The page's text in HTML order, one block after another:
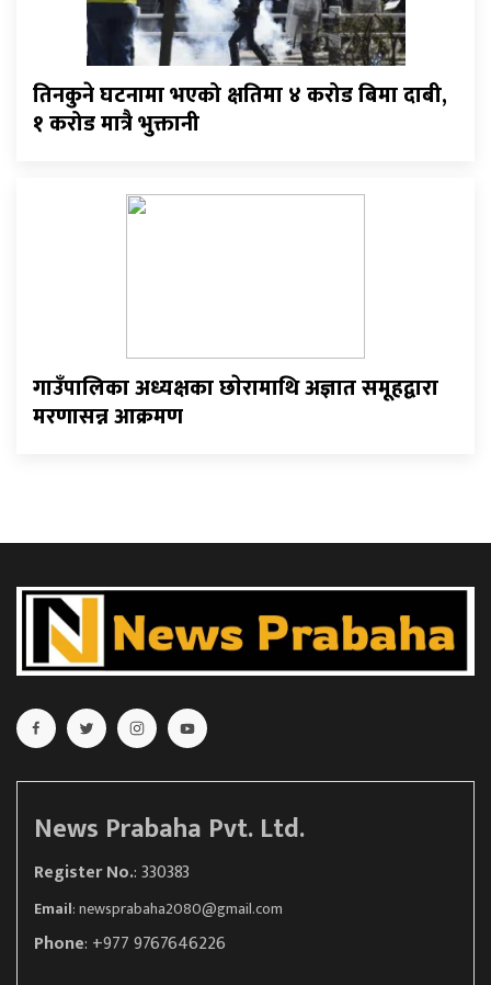
तिनकुने घटनामा भएको क्षतिमा ४ करोड बिमा दाबी,
१ करोड मात्रै भुक्तानी
गाउँपालिका अध्यक्षका छाेरामाथि अज्ञात समूहद्वारा
मरणासन्न आक्रमण
News Prabaha Pvt. Ltd.
Register No.: 330383
Email:newsprabaha2080@gmail.com
Phone: +977 9767646226